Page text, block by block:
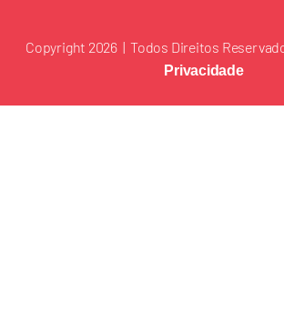
Copyright 2026 | Todos Direitos
Privacidade